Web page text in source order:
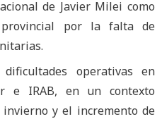
de Javier Milei como
por la falta de
operativas en
e IRAB, en un contexto
y el incremento de